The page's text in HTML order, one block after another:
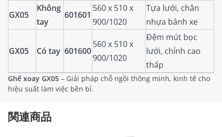
GX05
Không
tay
601601
560 x 510 x
900/1020
Tựa lưới, chân
nhựa bánh xe
GX05 Có tay 601600
560 x 510 x
900/1020
Đệm mút bọc
lưới, chỉnh cao
thấp
Ghế xoay GX05 – Giải pháp chỗ ngồi thông minh, kinh tế cho
hiệu suất làm việc bền bỉ.
関連商品